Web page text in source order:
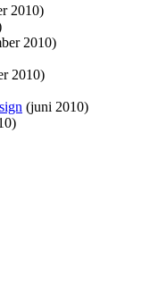
2010)
2010)
2010)
(juni 2010)